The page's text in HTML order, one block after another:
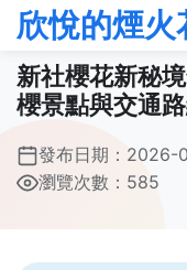
欣悅的煙火
新社櫻花新秘
櫻景點與交通
發布日期： 2026-
瀏覽次數：585